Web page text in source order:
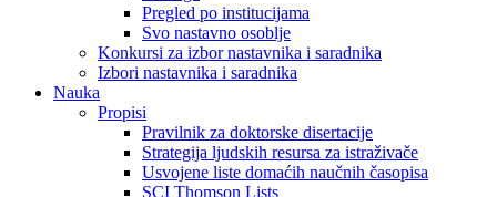
Pregled po institucijama
Svo nastavno osoblje
Konkursi za izbor nastavnika i saradnika
Izbori nastavnika i saradnika
Nauka
Propisi
Pravilnik za doktorske disertacije
Strategija ljudskih resursa za istraživače
Usvojene liste domaćih naučnih časopisa
SCI Thomson Lists